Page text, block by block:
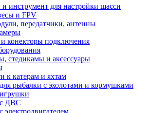
инструмент для настройки шасси
и FPV
передатчики, антенны
конекторы подключения
стедикамы и аксессуары
к катерам и яхтам
рыбалки с эхолотами и кормушками
с ДВС
электродвигателем